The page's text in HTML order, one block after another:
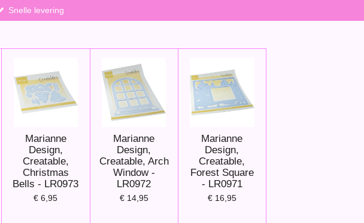
Snelle levering
Marianne
Design,
Creatable,
Christmas
Bells - LR0973
€ 6,95
Marianne
Design,
Creatable, Arch
Window -
LR0972
€ 14,95
Marianne
Design,
Creatable,
Forest Square
- LR0971
€ 16,95